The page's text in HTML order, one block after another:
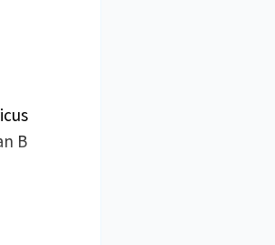
B